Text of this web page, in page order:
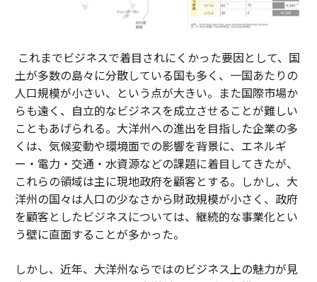
これまでビジネスで着目されにくかった要因として、国
土が多数の島々に分散している国も多く、一国あたりの
人口規模が小さい、という点が大きい。また国際市場か
らも遠く、自立的なビジネスを成立させることが難しい
こともあげられる。大洋州への進出を目指した企業の多
くは、気候変動や環境面での影響を背景に、エネルギ
ー・電力・交通・水資源などの課題に着目してきたが、
これらの領域は主に現地政府を顧客とする。しかし、大
洋州の国々は人口の少なさから財政規模が小さく、政府
を顧客としたビジネスについては、継続的な事業化とい
う壁に直面することが多かった。
しかし、近年、大洋州ならではのビジネス上の魅力が見